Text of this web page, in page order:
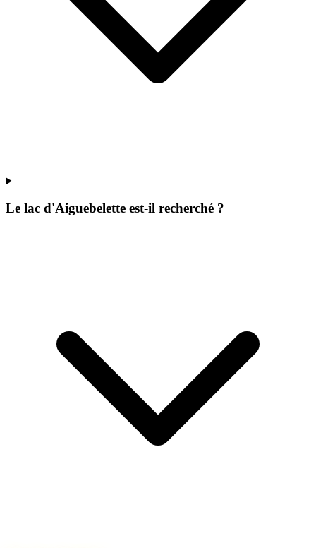
Le lac d'Aiguebelette est-il recherché ?